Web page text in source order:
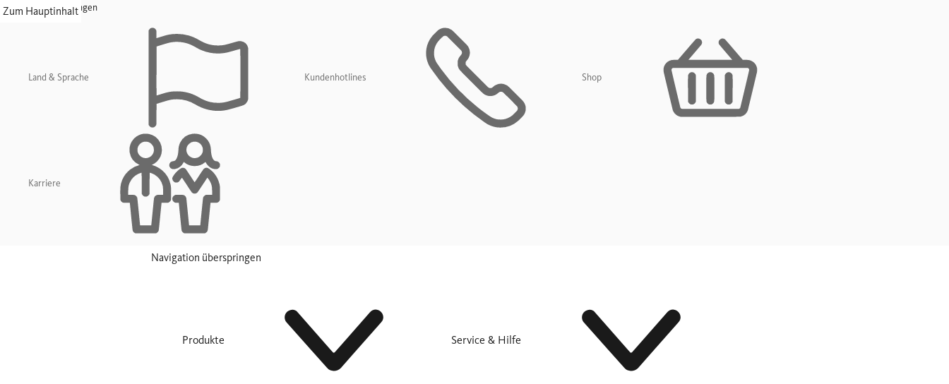
Zum Hauptinhalt
Navigation überspringen
Land & Sprache Kundenhotlines Shop
Karriere
Navigation überspringen
Produkte Service & Hilfe